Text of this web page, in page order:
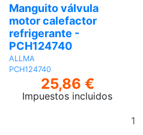
Manguito válvula
motor calefactor
refrigerante -
PCH124740
ALLMA
PCH124740
25,86 €
Impuestos incluidos